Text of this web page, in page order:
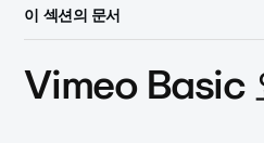
이 섹션의 문서
Vimeo Basic